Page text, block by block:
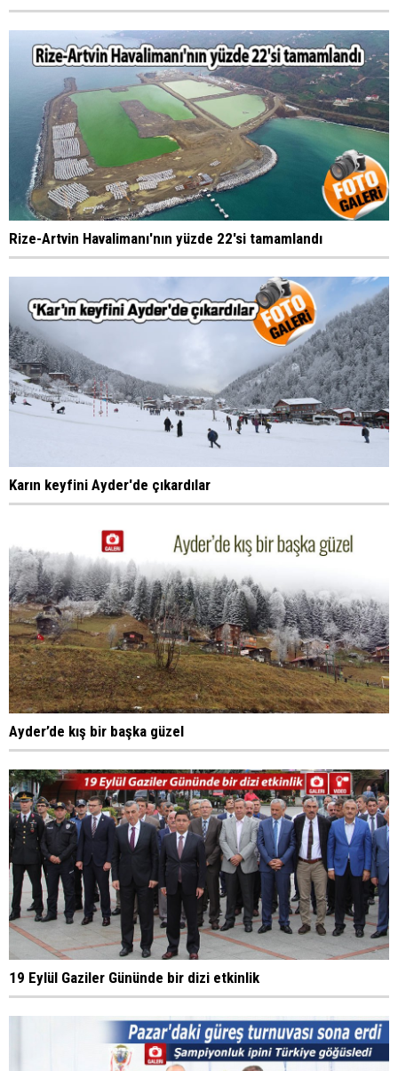
Rize-Artvin Havalimanı'nın yüzde 22'si tamamlandı
Karın keyfini Ayder'de çıkardılar
Ayder’de kış bir başka güzel
19 Eylül Gaziler Gününde bir dizi etkinlik